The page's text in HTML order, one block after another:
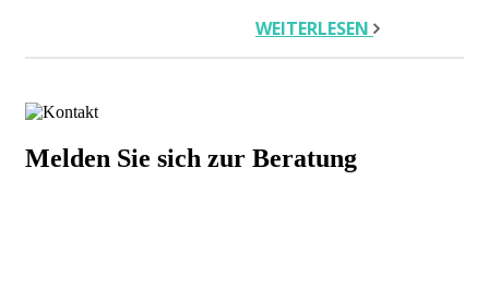
WEITERLESEN
Melden Sie sich zur Beratung